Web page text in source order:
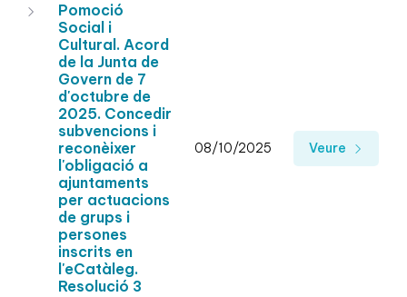
Pomoció
Social i
Cultural. Acord
de la Junta de
Govern de 7
d'octubre de
2025. Concedir
subvencions i
reconèixer
l'obligació a
ajuntaments
per actuacions
de grups i
persones
inscrits en
l'eCatàleg.
Resolució 3
08/10/2025 Veure